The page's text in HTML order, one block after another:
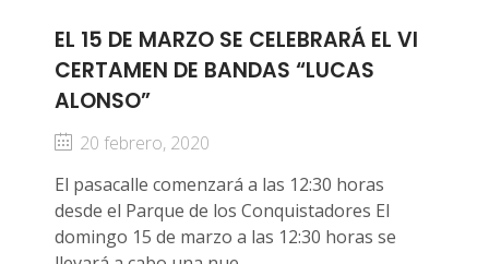
EL 15 DE MARZO SE CELEBRARÁ EL VI
CERTAMEN DE BANDAS “LUCAS
ALONSO”
20 febrero, 2020
El pasacalle comenzará a las 12:30 horas
desde el Parque de los Conquistadores El
domingo 15 de marzo a las 12:30 horas se